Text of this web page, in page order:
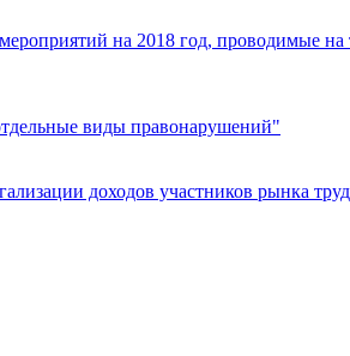
на 2018 год, проводимые
виды правонарушений"
доходов участников рынка